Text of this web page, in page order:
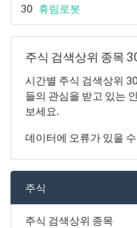
30 휴림로봇
주식 검색상위 종목
시간별 주식 검색상위
들의 관심을 받고 있는
보세요.
데이터에 오류가 있을
주식
주식 검색상위 종목